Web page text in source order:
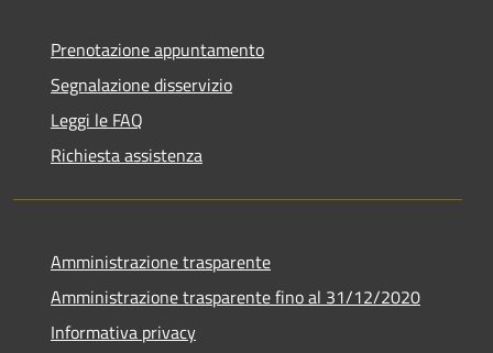
Prenotazione appuntamento
Segnalazione disservizio
Leggi le FAQ
Richiesta assistenza
Amministrazione trasparente
Amministrazione trasparente fino al 31/12/2020
Informativa privacy